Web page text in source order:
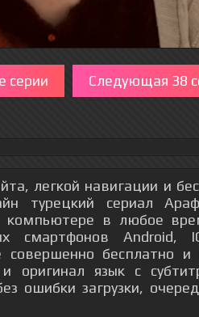
серии Следующая 38
легкой навигации и
турецкий сериал
компьютере в любое
смартфонов Android,
совершенно бесплатно и
оригинал язык с
ошибки загрузки,